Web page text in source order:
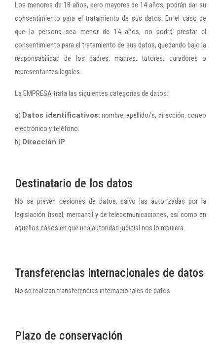
Los menores de 18 años, pero mayores de 14 años, podrán dar su
consentimiento para el tratamiento de sus datos. En el caso de
que la persona sea menor de 14 años, no podrá prestar el
consentimiento para el tratamiento de sus datos, quedando bajo la
responsabilidad de los padres, madres, tutores, curadores o
representantes legales.
La EMPRESA trata las siguientes categorías de datos:
a) Datos identificativos: nombre, apellido/s, dirección, correo
electrónico y teléfono.
b) Dirección IP
Destinatario de los datos
No se prevén cesiones de datos, salvo las autorizadas por la
legislación fiscal, mercantil y de telecomunicaciones, así como en
aquellos casos en que una autoridad judicial nos lo requiera.
Transferencias internacionales de datos
No se realizan transferencias internacionales de datos
Plazo de conservación